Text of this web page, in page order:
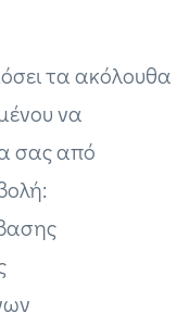
τα ακόλουθα
να
σας από